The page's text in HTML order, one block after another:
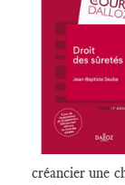
créancier une